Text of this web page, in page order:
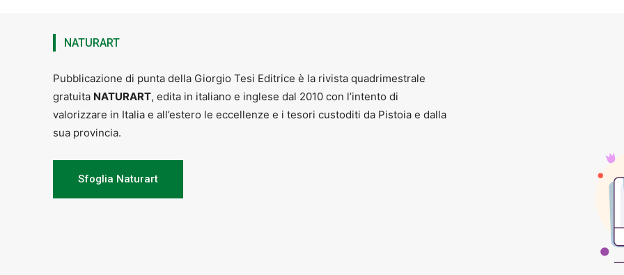
Marco Guerra
Lo spettacolo è stato scritto da Giovanni Gentile, autore e regista teatrale, che nel 2015 ha vinto il
NATURART
Pubblicazione di punta della Giorgio Tesi Editrice è la rivista quadrimestrale
gratuita NATURART, edita in italiano e inglese dal 2010 con l’intento di
valorizzare in Italia e all’estero le eccellenze e i tesori custoditi da Pistoia e dalla
sua provincia.
Sfoglia Naturart